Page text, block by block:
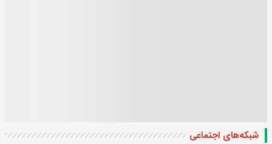
شبکه‌های اجتماعی